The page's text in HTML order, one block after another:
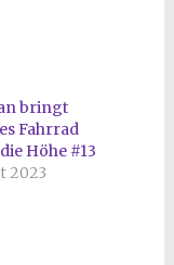
bringt
Fahrrad
Höhe #13
2023